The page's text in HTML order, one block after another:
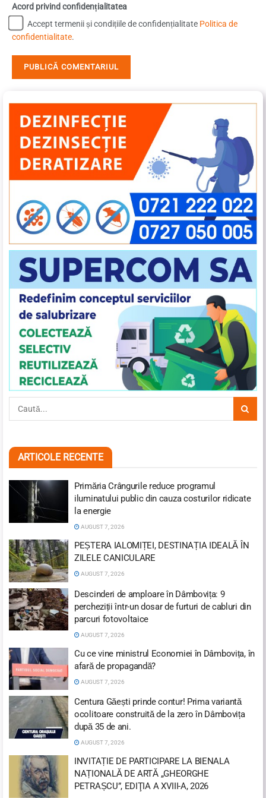
Acord privind confidențialitatea
Accept termenii și condițiile de confidențialitate Politica de
confidentialitate.
ARTICOLE RECENTE
Primăria Crângurile reduce programul
iluminatului public din cauza costurilor ridicate
la energie
AUGUST 7, 2026
PEȘTERA IALOMIȚEI, DESTINAȚIA IDEALĂ ÎN
ZILELE CANICULARE
AUGUST 7, 2026
Descinderi de amploare în Dâmbovița: 9
percheziții într-un dosar de furturi de cabluri din
parcuri fotovoltaice
AUGUST 7, 2026
Cu ce vine ministrul Economiei în Dâmbovița, în
afară de propagandă?
AUGUST 7, 2026
Centura Găești prinde contur! Prima variantă
ocolitoare construită de la zero în Dâmbovița
după 35 de ani.
AUGUST 7, 2026
INVITAȚIE DE PARTICIPARE LA BIENALA
NAȚIONALĂ DE ARTĂ „GHEORGHE
PETRAȘCU”, EDIŢIA A XVIII-A, 2026